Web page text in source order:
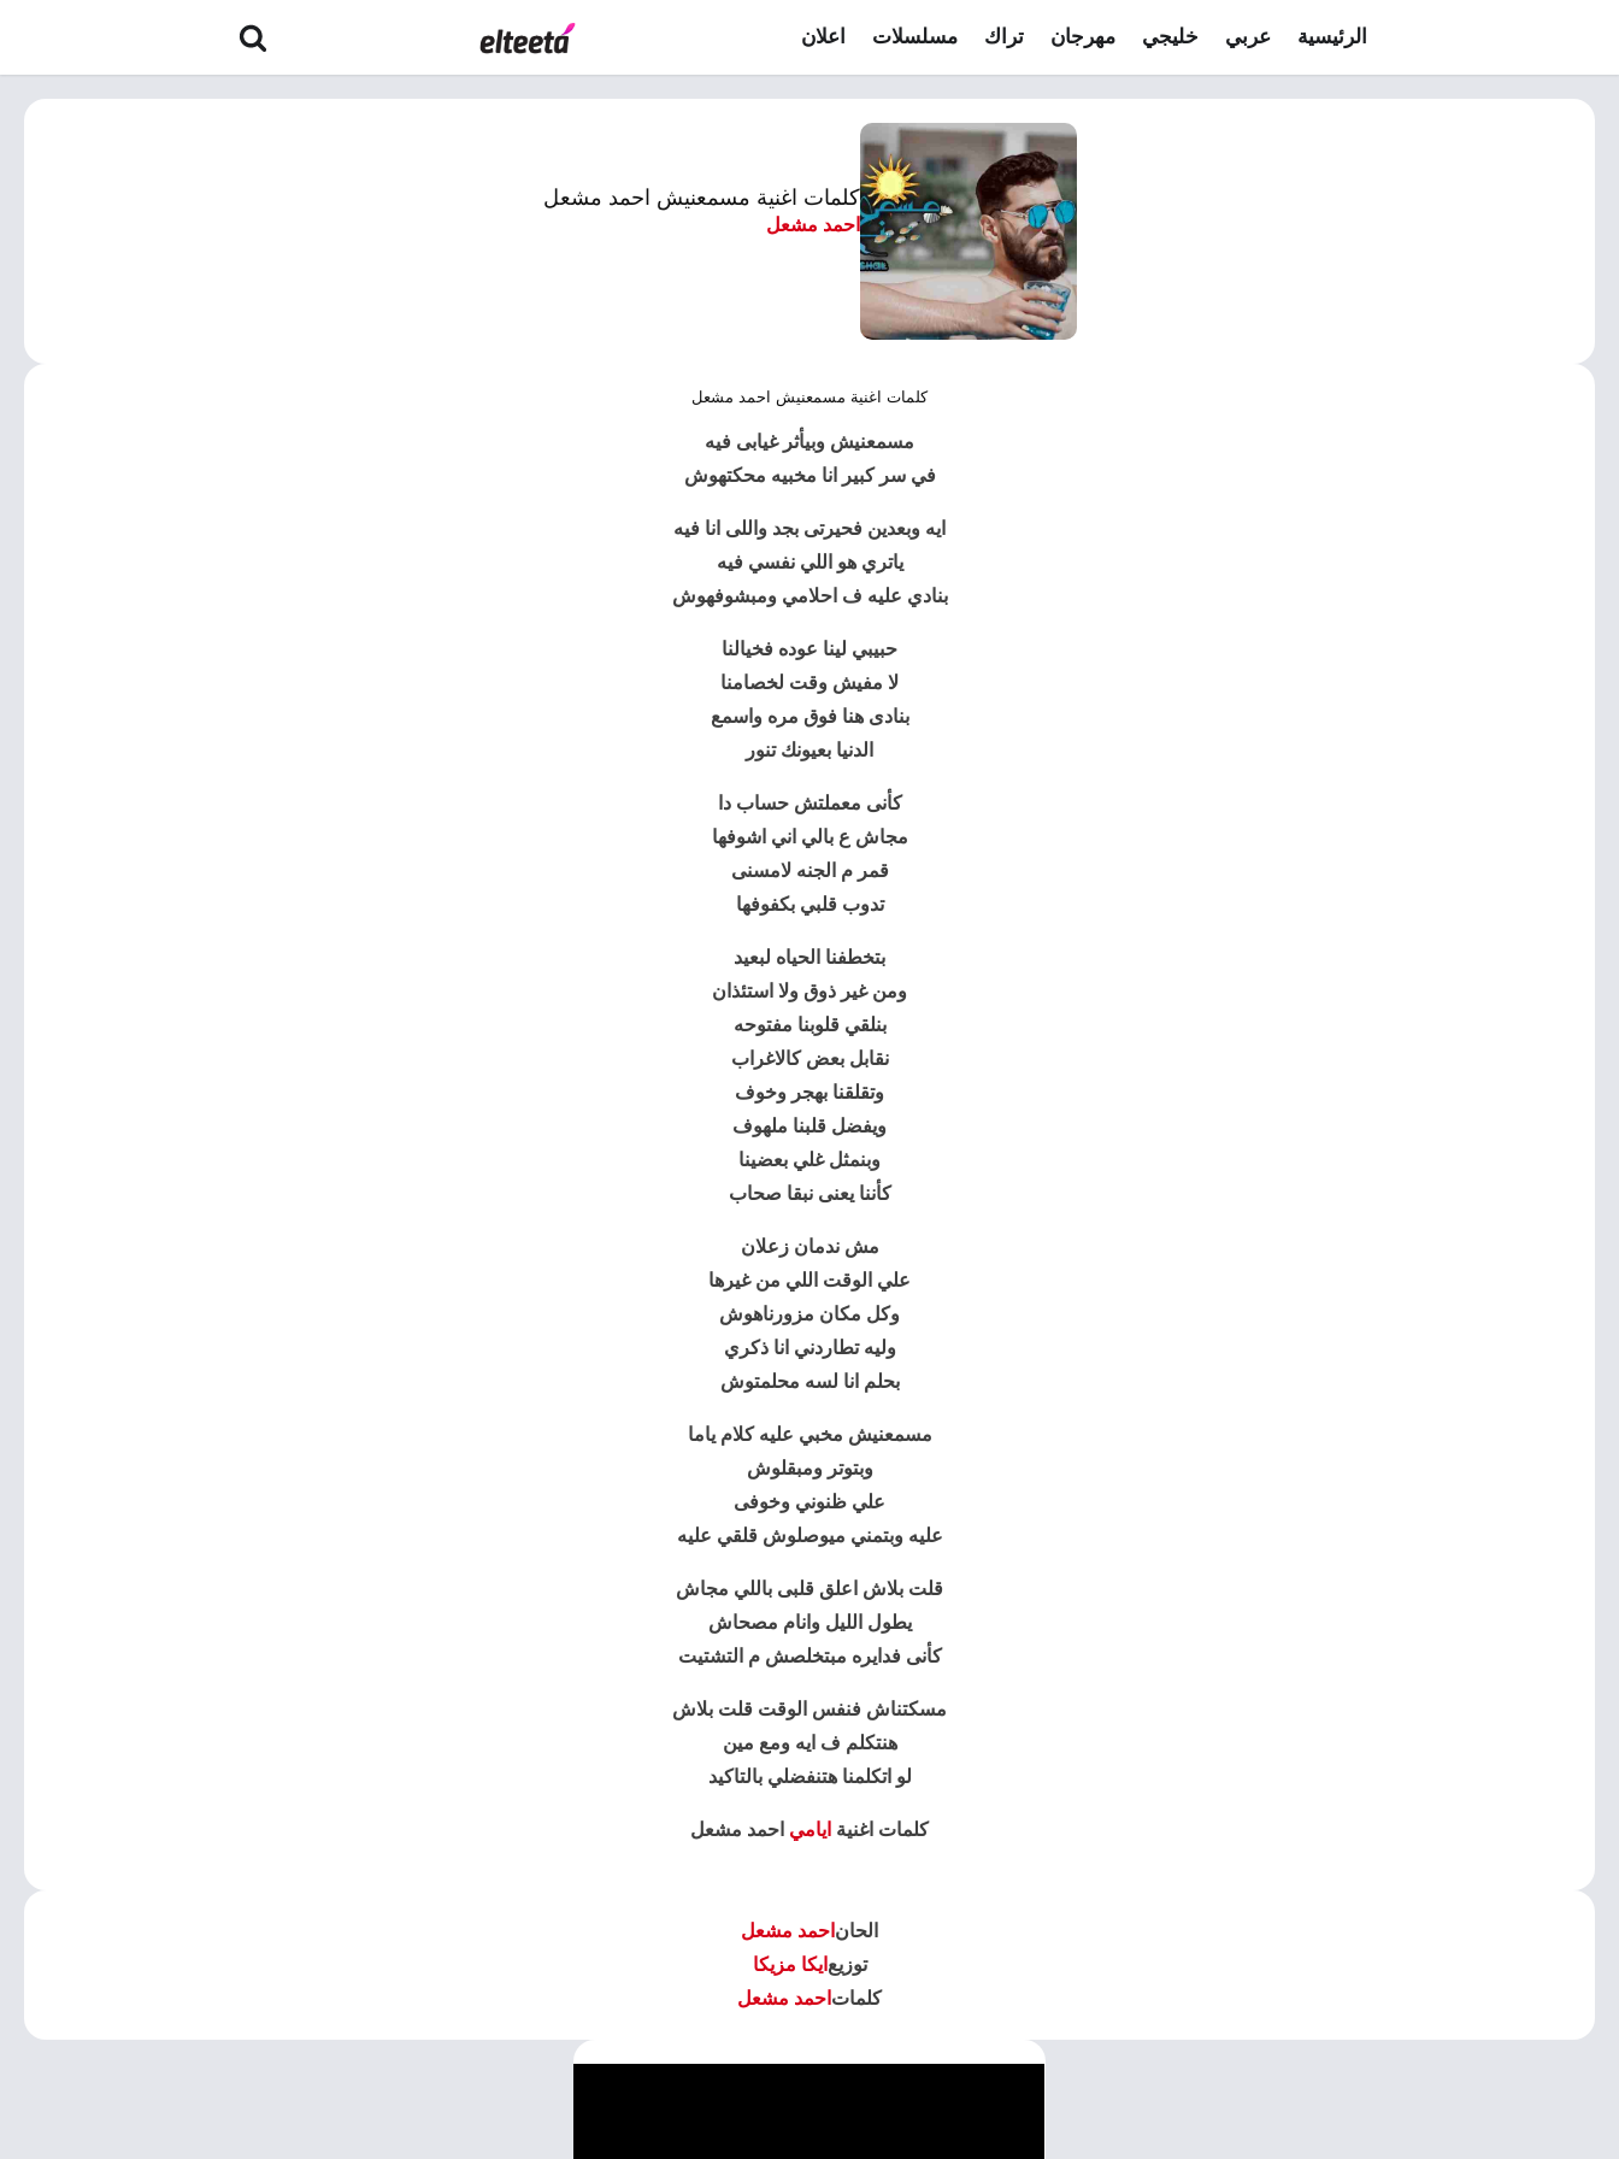
الرئيسية عربي خليجي مهرجان تراك مسلسلات اعلان
كلمات اغنية مسمعنيش احمد مشعل
احمد مشعل
كلمات اغنية مسمعنيش احمد مشعل
مسمعنيش وبيأثر غيابى فيه
في سر كبير انا مخبيه محكتهوش
ايه وبعدين فحيرتى بجد واللى انا فيه
ياتري هو اللي نفسي فيه
بنادي عليه ف احلامي ومبشوفهوش
حبيبي لينا عوده فخيالنا
لا مفيش وقت لخصامنا
بنادى هنا فوق مره واسمع
الدنيا بعيونك تنور
كأنى معملتش حساب دا
مجاش ع بالي اني اشوفها
قمر م الجنه لامسنى
تدوب قلبي بكفوفها
بتخطفنا الحياه لبعيد
ومن غير ذوق ولا استئذان
بنلقي قلوبنا مفتوحه
نقابل بعض كالاغراب
وتقلقنا بهجر وخوف
ويفضل قلبنا ملهوف
وبنمثل غلي بعضينا
كأننا يعنى نبقا صحاب
مش ندمان زعلان
علي الوقت اللي من غيرها
وكل مكان مزورناهوش
وليه تطاردني انا ذكري
بحلم انا لسه محلمتوش
مسمعنيش مخبي عليه كلام ياما
وبتوتر ومبقلوش
علي ظنوني وخوفى
عليه وبتمني ميوصلوش قلقي عليه
قلت بلاش اعلق قلبى باللي مجاش
يطول الليل وانام مصحاش
كأنى فدايره مبتخلصش م التشتيت
مسكتناش فنفس الوقت قلت بلاش
هنتكلم ف ايه ومع مين
لو اتكلمنا هتنفضلي بالتاكيد
كلمات اغنية ايامي احمد مشعل
الحان احمد مشعل
توزيع ايكا مزيكا
كلمات احمد مشعل